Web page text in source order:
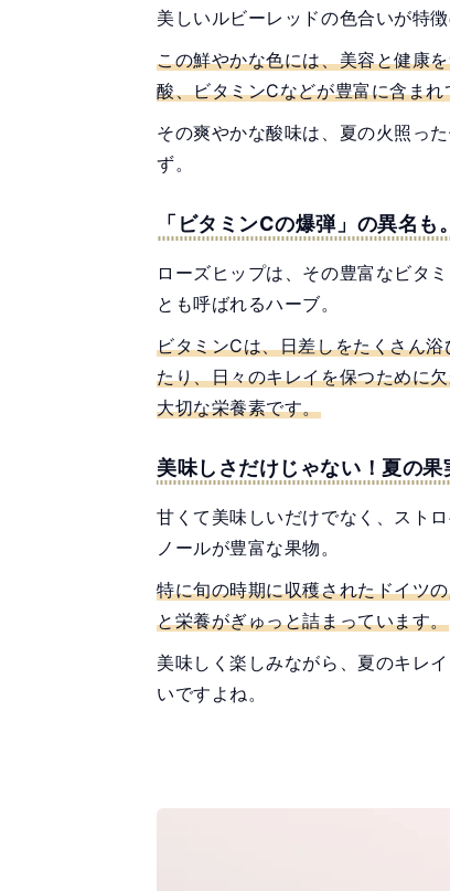
美しいルビーレッドの色合いが特徴
この鮮やかな色には、美容と健康
酸、ビタミンCなどが豊富に含ま
その爽やかな酸味は、夏の火照っ
ず。
「ビタミンCの爆弾」の異名も
ローズヒップは、その豊富なビタ
とも呼ばれるハーブ。
ビタミンCは、日差しをたくさん
たり、日々のキレイを保つために
大切な栄養素です。
美味しさだけじゃない！夏の果
甘くて美味しいだけでなく、スト
ノールが豊富な果物。
特に旬の時期に収穫されたドイツ
と栄養がぎゅっと詰まっています。
美味しく楽しみながら、夏のキレ
いですよね。